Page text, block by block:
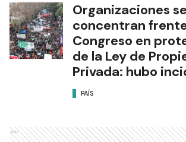
Organizaciones se
concentran
Congreso en
de la Ley de
Privada: hubo
PAÍS
Ads